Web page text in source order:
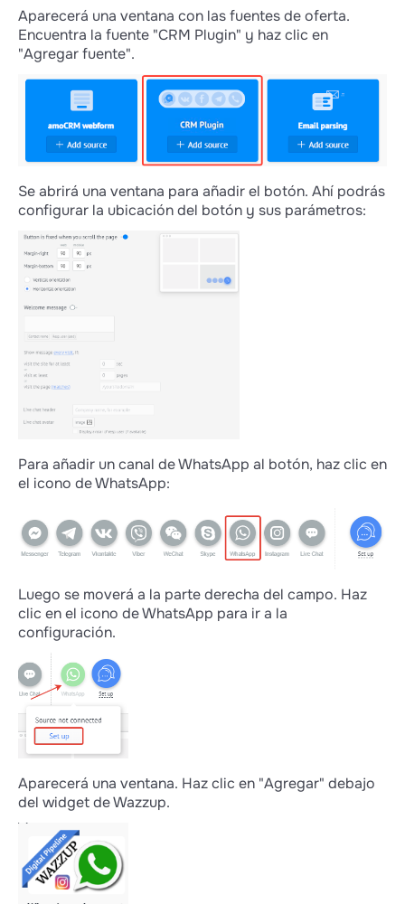
Aparecerá una ventana con las fuentes de oferta.
Encuentra la fuente "CRM Plugin" y haz clic en
"Agregar fuente".
Se abrirá una ventana para añadir el botón. Ahí podrás
configurar la ubicación del botón y sus parámetros:
Para añadir un canal de WhatsApp al botón, haz clic en
el icono de WhatsApp:
Luego se moverá a la parte derecha del campo. Haz
clic en el icono de WhatsApp para ir a la
configuración.
Aparecerá una ventana. Haz clic en "Agregar" debajo
del widget de Wazzup.